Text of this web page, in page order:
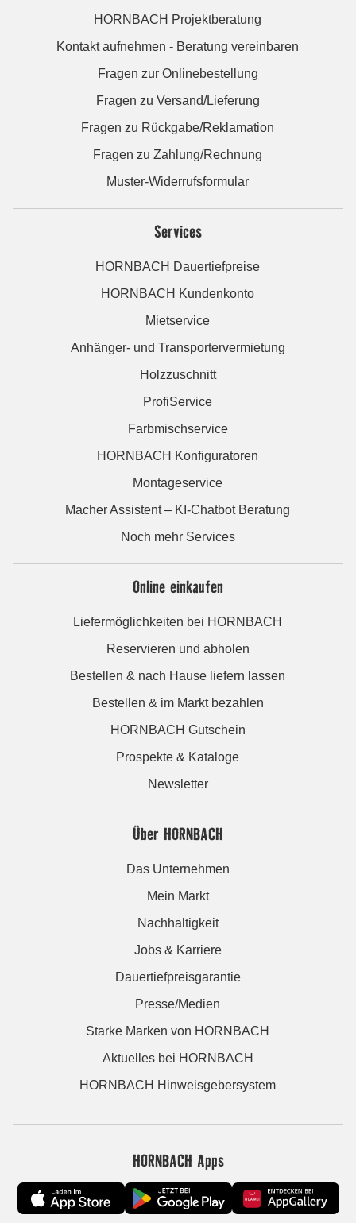
HORNBACH Projektberatung
Kontakt aufnehmen - Beratung vereinbaren
Fragen zur Onlinebestellung
Fragen zu Versand/Lieferung
Fragen zu Rückgabe/Reklamation
Fragen zu Zahlung/Rechnung
Muster-Widerrufsformular
Services
HORNBACH Dauertiefpreise
HORNBACH Kundenkonto
Mietservice
Anhänger- und Transportervermietung
Holzzuschnitt
ProfiService
Farbmischservice
HORNBACH Konfiguratoren
Montageservice
Macher Assistent – KI-Chatbot Beratung
Noch mehr Services
Online einkaufen
Liefermöglichkeiten bei HORNBACH
Reservieren und abholen
Bestellen & nach Hause liefern lassen
Bestellen & im Markt bezahlen
HORNBACH Gutschein
Prospekte & Kataloge
Newsletter
Über HORNBACH
Das Unternehmen
Mein Markt
Nachhaltigkeit
Jobs & Karriere
Dauertiefpreisgarantie
Presse/Medien
Starke Marken von HORNBACH
Aktuelles bei HORNBACH
HORNBACH Hinweisgebersystem
HORNBACH Apps